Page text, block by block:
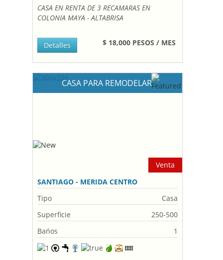
CASA EN RENTA DE 3 RECAMARAS EN
COLONIA MAYA - ALTABRISA
$ 18,000 PESOS / MES
Detalles
CASA PARA REMODELAR
Venta
SANTIAGO - MERIDA CENTRO
Tipo
Casa
Superficie
250-500
Bańos
1